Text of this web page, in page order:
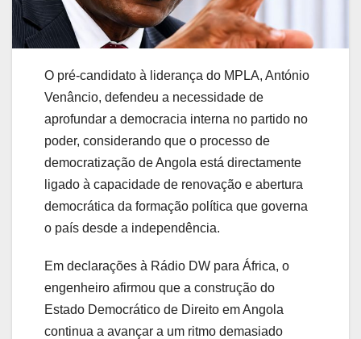
O pré-candidato à liderança do MPLA, António
Venâncio, defendeu a necessidade de
aprofundar a democracia interna no partido no
poder, considerando que o processo de
democratização de Angola está directamente
ligado à capacidade de renovação e abertura
democrática da formação política que governa
o país desde a independência.
Em declarações à Rádio DW para África, o
engenheiro afirmou que a construção do
Estado Democrático de Direito em Angola
continua a avançar a um ritmo demasiado